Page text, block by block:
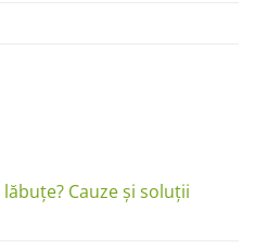
Cauze și soluții